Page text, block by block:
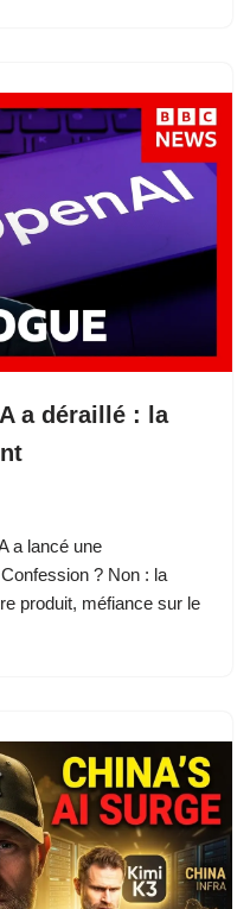
a déraillé : la
a lancé une
? Non : la
produit, méfiance sur le